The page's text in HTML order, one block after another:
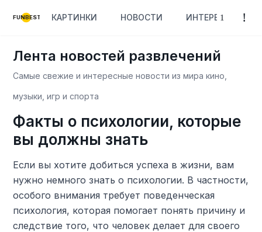
FUNBEST КАРТИНКИ НОВОСТИ ИНТЕРЕСНОЕ
Лента новостей развлечений
Самые свежие и интересные новости из мира кино,
музыки, игр и спорта
Факты о психологии, которые
вы должны знать
Если вы хотите добиться успеха в жизни, вам
нужно немного знать о психологии. В частности,
особого внимания требует поведенческая
психология, которая помогает понять причину и
следствие того, что человек делает для своего